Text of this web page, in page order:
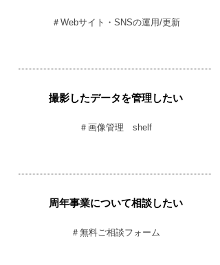
＃Webサイト・SNSの運用/更新
撮影したデータを管理したい
＃画像管理 shelf
周年事業について相談したい
＃無料ご相談フォーム